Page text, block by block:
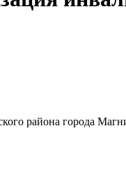
района города